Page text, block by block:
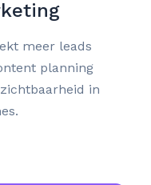
meer leads
planning
in